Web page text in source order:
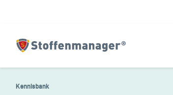
Homepagina
Kennisbank